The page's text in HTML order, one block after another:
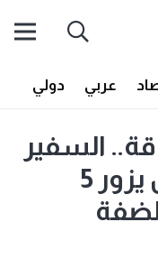
عربي دولي
السفير
الأميركي لدى إسرائيل يزور 5